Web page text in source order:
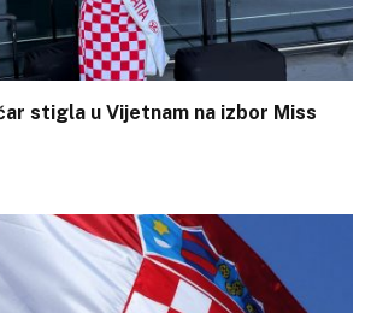
stigla u Vijetnam na izbor Miss